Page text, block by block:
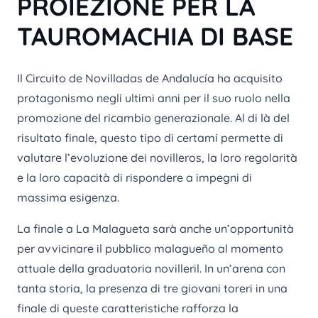
PROIEZIONE PER LA
TAUROMACHIA DI BASE
Il Circuito de Novilladas de Andalucía ha acquisito
protagonismo negli ultimi anni per il suo ruolo nella
promozione del ricambio generazionale. Al di là del
risultato finale, questo tipo di certami permette di
valutare l’evoluzione dei novilleros, la loro regolarità
e la loro capacità di rispondere a impegni di
massima esigenza.
La finale a La Malagueta sarà anche un’opportunità
per avvicinare il pubblico malagueño al momento
attuale della graduatoria novilleril. In un’arena con
tanta storia, la presenza di tre giovani toreri in una
finale di queste caratteristiche rafforza la